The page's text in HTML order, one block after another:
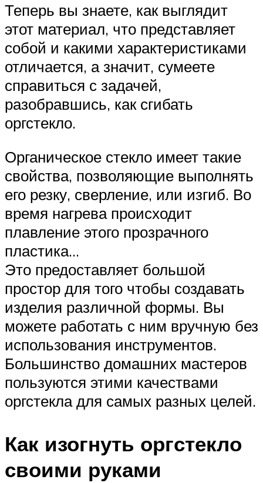
Теперь вы знаете, как выглядит
этот материал, что представляет
собой и какими характеристиками
отличается, а значит, сумеете
справиться с задачей,
разобравшись, как сгибать
оргстекло.
Органическое стекло имеет такие
свойства, позволяющие выполнять
его резку, сверление, или изгиб. Во
время нагрева происходит
плавление этого прозрачного
пластика…
Это предоставляет большой
простор для того чтобы создавать
изделия различной формы. Вы
можете работать с ним вручную без
использования инструментов.
Большинство домашних мастеров
пользуются этими качествами
оргстекла для самых разных целей.
Как изогнуть оргстекло
своими руками